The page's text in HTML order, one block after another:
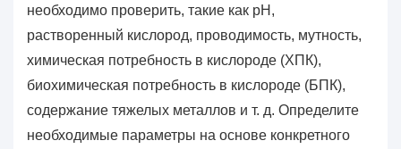
необходимо проверить, такие как pH,
растворенный кислород, проводимость, мутность,
химическая потребность в кислороде (ХПК),
биохимическая потребность в кислороде (БПК),
содержание тяжелых металлов и т. д. Определите
необходимые параметры на основе конкретного